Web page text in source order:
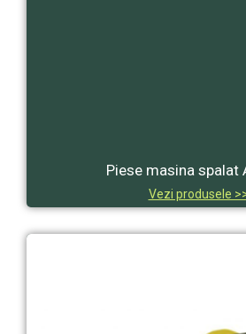
Piese masina spalat
Vezi produsele